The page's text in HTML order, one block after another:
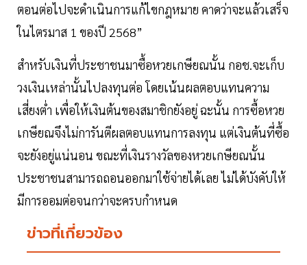
ตอนต่อไปจะดำเนินการแก้ไขกฎหมาย คาดว่าจะแล้วเสร็จ
ในไตรมาส 1 ของปี 2568”
สำหรับเงินที่ประชาชนมาซื้อหวยเกษียณนั้น กอช.จะเก็บ
วงเงินเหล่านั้นไปลงทุนต่อ โดยเน้นผลตอบแทนความ
เสี่ยงต่ำ เพื่อให้เงินต้นของสมาชิกยังอยู่ ฉะนั้น การซื้อหวย
เกษียณจึงไม่การันตีผลตอบแทนการลงทุน แต่เงินต้นที่ซื้อ
จะยังอยู่แน่นอน ขณะที่เงินรางวัลของหวยเกษียณนั้น
ประชาชนสามารถถอนออกมาใช้จ่ายได้เลย ไม่ได้บังคับให้
มีการออมต่อจนกว่าจะครบกำหนด
ข่าวที่เกี่ยวข้อง